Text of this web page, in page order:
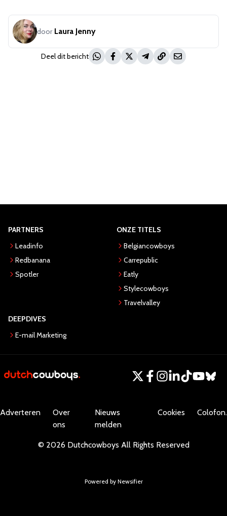
door Laura Jenny
Deel dit bericht
PARTNERS
Leadinfo
Redbanana
Spotler
ONZE TITELS
Belgiancowboys
Carrepublic
Eatly
Stylecowboys
Travelvalley
DEEPDIVES
E-mail Marketing
Adverteren
Over
ons
Nieuws
melden
Cookies Colofon.
© 2026 Dutchcowboys All Rights Reserved
Powered by Newsifier